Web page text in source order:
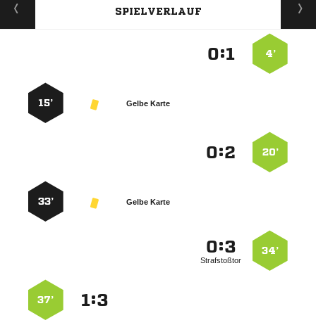
SPIELVERLAUF
4’
:
Gelbe Karte
15’
20’
:
Gelbe Karte
33’
34’
:
Strafstoßtor
:
37’